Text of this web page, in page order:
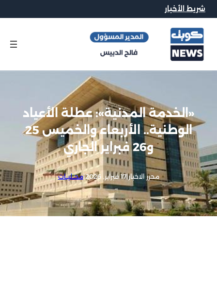
شريط الأخبار
«الخدمة المدنية»: عطلة الأعياد
الوطنية.. الأربعاء والخميس 25
و26 فبراير الجاري
محرر الاخبار|17 فبراير, 2026 |محــليــات